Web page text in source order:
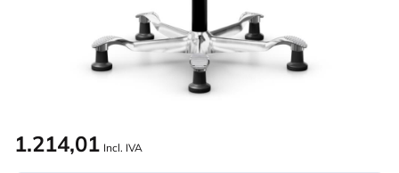
1.214,01 Incl. IVA